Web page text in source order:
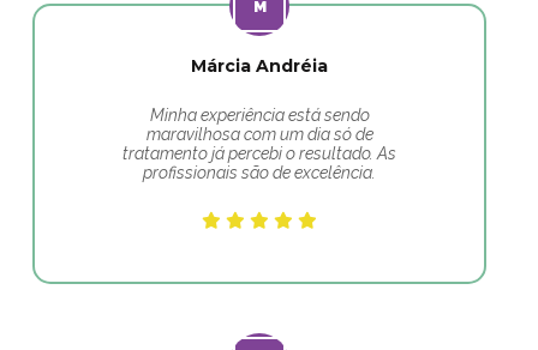
Márcia Andréia
Minha experiência está sendo
maravilhosa com um dia só de
tratamento já percebi o resultado. As
profissionais são de excelência.